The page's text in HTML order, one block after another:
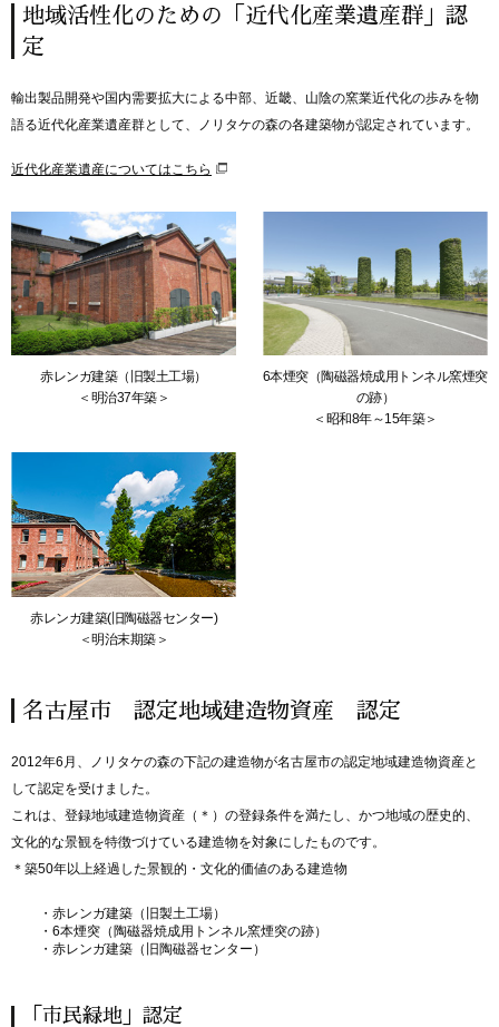
地域活性化のための「近代化産業遺産群」認
定
輸出製品開発や国内需要拡大による中部、近畿、山陰の窯業近代化の歩みを物
語る近代化産業遺産群として、ノリタケの森の各建築物が認定されています。
近代化産業遺産についてはこちら
赤レンガ建築（旧製土工場）
＜明治37年築＞
6本煙突（陶磁器焼成用トンネル窯煙突
の跡）
＜昭和8年～15年築＞
赤レンガ建築(旧陶磁器センター)
＜明治末期築＞
名古屋市 認定地域建造物資産 認定
2012年6月、ノリタケの森の下記の建造物が名古屋市の認定地域建造物資産と
して認定を受けました。
これは、登録地域建造物資産（＊）の登録条件を満たし、かつ地域の歴史的、
文化的な景観を特徴づけている建造物を対象にしたものです。
＊築50年以上経過した景観的・文化的価値のある建造物
・赤レンガ建築（旧製土工場）
・6本煙突（陶磁器焼成用トンネル窯煙突の跡）
・赤レンガ建築（旧陶磁器センター）
「市民緑地」認定